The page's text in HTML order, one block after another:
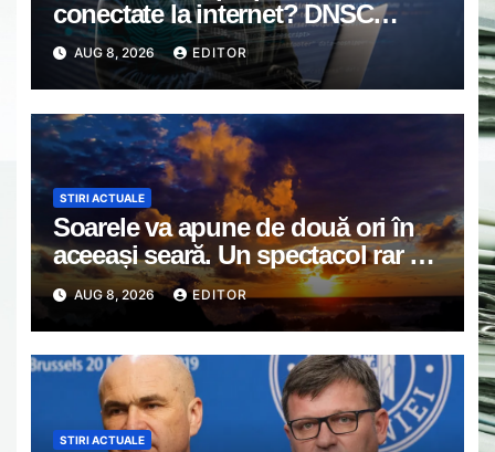
conectate la internet? DNSC
avertizează asupra unui risc pe
care mulți utilizatori îl ignoră
AUG 8, 2026 EDITOR
STIRI ACTUALE
Soarele va apune de două ori în
aceeași seară. Un spectacol rar va
întrerupe liniștea unui sat din
Europa
AUG 8, 2026 EDITOR
STIRI ACTUALE